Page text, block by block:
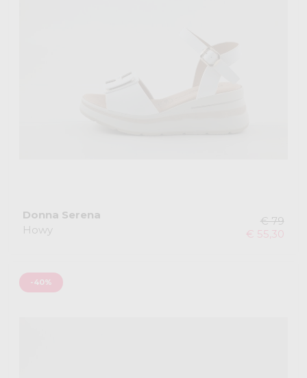
Donna Serena
Howy
€ 79
€ 55,30
-40%